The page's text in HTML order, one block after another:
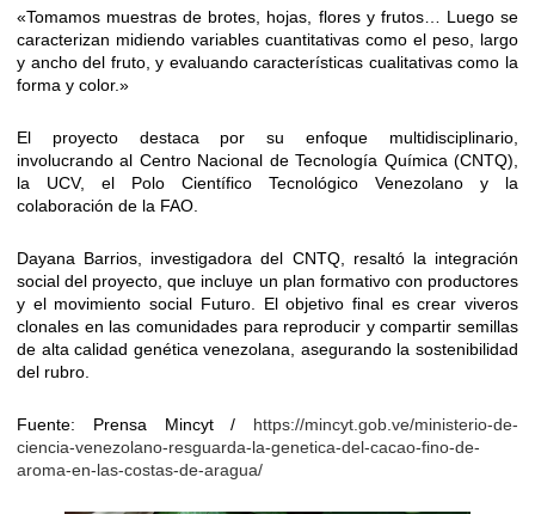
«Tomamos muestras de brotes, hojas, flores y frutos… Luego se
caracterizan midiendo variables cuantitativas como el peso, largo
y ancho del fruto, y evaluando características cualitativas como la
forma y color.»
El proyecto destaca por su enfoque multidisciplinario,
involucrando al Centro Nacional de Tecnología Química (CNTQ),
la UCV, el Polo Científico Tecnológico Venezolano y la
colaboración de la FAO.
Dayana Barrios, investigadora del CNTQ, resaltó la integración
social del proyecto, que incluye un plan formativo con productores
y el movimiento social Futuro. El objetivo final es crear viveros
clonales en las comunidades para reproducir y compartir semillas
de alta calidad genética venezolana, asegurando la sostenibilidad
del rubro.
Fuente: Prensa Mincyt / https://mincyt.gob.ve/ministerio-de-
ciencia-venezolano-resguarda-la-genetica-del-cacao-fino-de-
aroma-en-las-costas-de-aragua/